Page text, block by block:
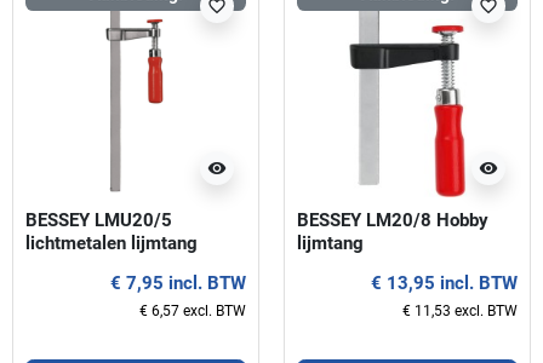
visibility
favorite_border
BESSEY LMU20/5
lichtmetalen lijmtang
€ 7,95 incl. BTW
€ 6,57 excl. BTW
visibility
favorite_border
BESSEY LM20/8 Hobby
lijmtang
€ 13,95 incl. BTW
€ 11,53 excl. BTW